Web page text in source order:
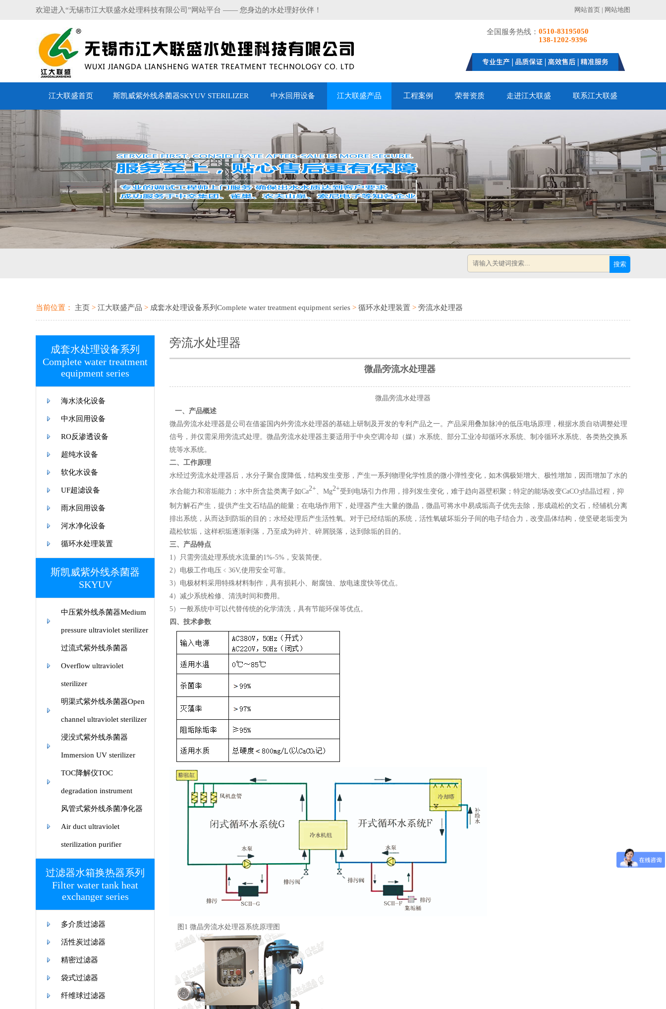
欢迎进入“无锡市江大联盛水处理科技有限公司”网站平台 —— 您身边的水处理好伙伴！ 网站首页 | 网站地图
全国服务热线： 0510-83195050
138-1202-9396
江大联盛首页 斯凯威紫外线杀菌器SKYUV STERILIZER 中水回用设备 江大联盛产品 工程案例 荣誉资质 走进江大联盛 联系江大联盛
搜索
当前位置： 主页 > 江大联盛产品 > 成套水处理设备系列Complete water treatment equipment series > 循环水处理装置 > 旁流水处理器
成套水处理设备系列
Complete water treatment
equipment series
海水淡化设备
中水回用设备
RO反渗透设备
超纯水设备
软化水设备
UF超滤设备
雨水回用设备
河水净化设备
循环水处理装置
斯凯威紫外线杀菌器
SKYUV
中压紫外线杀菌器Medium
pressure ultraviolet sterilizer
过流式紫外线杀菌器
Overflow ultraviolet
sterilizer
明渠式紫外线杀菌器Open
channel ultraviolet sterilizer
浸没式紫外线杀菌器
Immersion UV sterilizer
TOC降解仪TOC
degradation instrument
风管式紫外线杀菌净化器
Air duct ultraviolet
sterilization purifier
过滤器水箱换热器系列
Filter water tank heat
exchanger series
多介质过滤器
活性炭过滤器
精密过滤器
袋式过滤器
纤维球过滤器
旁流水处理器
微晶旁流水处理器
微晶旁流水处理器
一、产品概述
微晶旁流水处理器是公司在借鉴国内外旁流水处理器的基础上研制及开发的专利产品之一。产品采用叠加脉冲的低压电场原理，根据水质自动调整处理
信号，并仅需采用旁流式处理。微晶旁流水处理器主要适用于中央空调冷却（媒）水系统、部分工业冷却循环水系统、制冷循环水系统、各类热交换系
统等水系统。
二、工作原理
水经过旁流水处理器后，水分子聚合度降低，结构发生变形，产生一系列物理化学性质的微小弹性变化，如木偶极矩增大、极性增加，因而增加了水的
水合能力和溶垢能力；水中所含盐类离子如Ca2+ 、Mg2+受到电场引力作用，排列发生变化，难于趋向器壁积聚；特定的能场改变CaCO3结晶过程，抑
制方解石产生，提供产生文石结晶的能量；在电场作用下，处理器产生大量的微晶，微晶可将水中易成垢高子优先去除，形成疏松的文石，经辅机分离
排出系统，从而达到防垢的目的；水经处理后产生活性氧。对于已经结垢的系统，活性氧破坏垢分子间的电子结合力，改变晶体结构，使坚硬老垢变为
疏松软垢，这样积垢逐渐剥落，乃至成为碎片、碎屑脱落，达到除垢的目的。
三、产品特点
1）只需旁流处理系统水流量的1%-5%，安装简便。
2）电极工作电压﹤36V,使用安全可靠。
3）电极材料采用特殊材料制作，具有损耗小、耐腐蚀、放电速度快等优点。
4）减少系统检修、清洗时间和费用。
5）一般系统中可以代替传统的化学清洗，具有节能环保等优点。
四、技术参数
图1 微晶旁流水处理器系统原理图